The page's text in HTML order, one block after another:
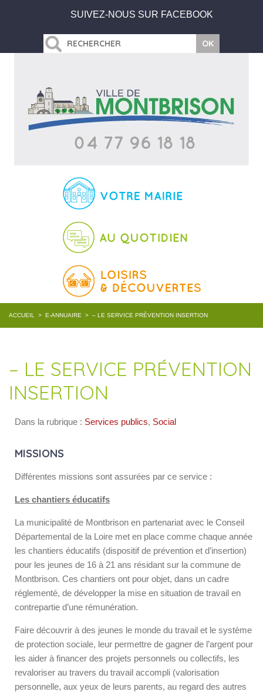
SUIVEZ-NOUS SUR FACEBOOK
ACCUEIL > E-ANNUAIRE > – LE SERVICE PRÉVENTION INSERTION
– LE SERVICE PRÉVENTION
INSERTION
Dans la rubrique : Services publics, Social
MISSIONS
Différentes missions sont assurées par ce service :
Les chantiers éducatifs
La municipalité de Montbrison en partenariat avec le Conseil
Départemental de la Loire met en place comme chaque année
les chantiers éducatifs (dispositif de prévention et d’insertion)
pour les jeunes de 16 à 21 ans résidant sur la commune de
Montbrison. Ces chantiers ont pour objet, dans un cadre
réglementé, de développer la mise en situation de travail en
contrepartie d’une rémunération.
Faire découvrir à des jeunes le monde du travail et le système
de protection sociale, leur permettre de gagner de l’argent pour
les aider à financer des projets personnels ou collectifs, les
revaloriser au travers du travail accompli (valorisation
personnelle, aux yeux de leurs parents, au regard des autres